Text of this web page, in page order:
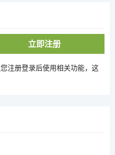
立即注册
注册登录后使用相关功能，这